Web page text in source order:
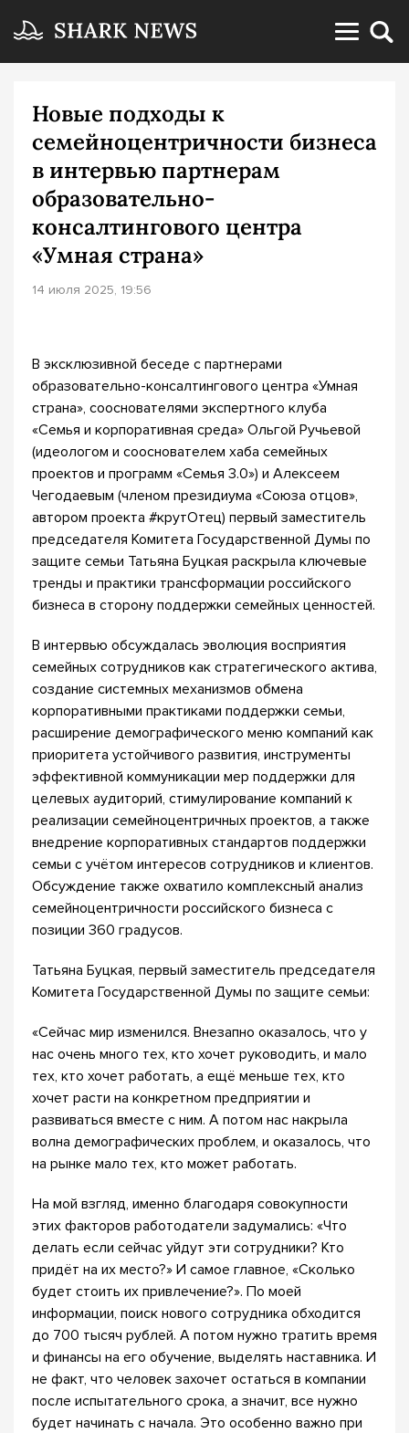
Новые подходы к
семейноцентричности бизнеса
в интервью партнерам
образовательно-
консалтингового центра
«Умная страна»
14 июля 2025, 19:56
В эксклюзивной беседе с партнерами
образовательно-консалтингового центра «Умная
страна», сооснователями экспертного клуба
«Семья и корпоративная среда» Ольгой Ручьевой
(идеологом и сооснователем хаба семейных
проектов и программ «Семья 3.0») и Алексеем
Чегодаевым (членом президиума «Союза отцов»,
автором проекта #крутОтец) первый заместитель
председателя Комитета Государственной Думы по
защите семьи Татьяна Буцкая раскрыла ключевые
тренды и практики трансформации российского
бизнеса в сторону поддержки семейных ценностей.
В интервью обсуждалась эволюция восприятия
семейных сотрудников как стратегического актива,
создание системных механизмов обмена
корпоративными практиками поддержки семьи,
расширение демографического меню компаний как
приоритета устойчивого развития, инструменты
эффективной коммуникации мер поддержки для
целевых аудиторий, стимулирование компаний к
реализации семейноцентричных проектов, а также
внедрение корпоративных стандартов поддержки
семьи с учётом интересов сотрудников и клиентов.
Обсуждение также охватило комплексный анализ
семейноцентричности российского бизнеса с
позиции 360 градусов.
Татьяна Буцкая, первый заместитель председателя
Комитета Государственной Думы по защите семьи:
«Сейчас мир изменился. Внезапно оказалось, что у
нас очень много тех, кто хочет руководить, и мало
тех, кто хочет работать, а ещё меньше тех, кто
хочет расти на конкретном предприятии и
развиваться вместе с ним. А потом нас накрыла
волна демографических проблем, и оказалось, что
на рынке мало тех, кто может работать.
На мой взгляд, именно благодаря совокупности
этих факторов работодатели задумались: «Что
делать если сейчас уйдут эти сотрудники? Кто
придёт на их место?» И самое главное, «Сколько
будет стоить их привлечение?». По моей
информации, поиск нового сотрудника обходится
до 700 тысяч рублей. А потом нужно тратить время
и финансы на его обучение, выделять наставника. И
не факт, что человек захочет остаться в компании
после испытательного срока, а значит, все нужно
будет начинать с начала. Это особенно важно при